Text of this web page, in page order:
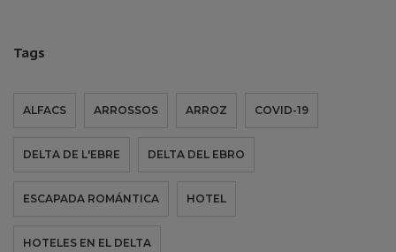
Tags
ALFACS ARROSSOS ARROZ COVID-19
DELTA DE L'EBRE DELTA DEL EBRO
ESCAPADA ROMÁNTICA HOTEL
HOTELES EN EL DELTA